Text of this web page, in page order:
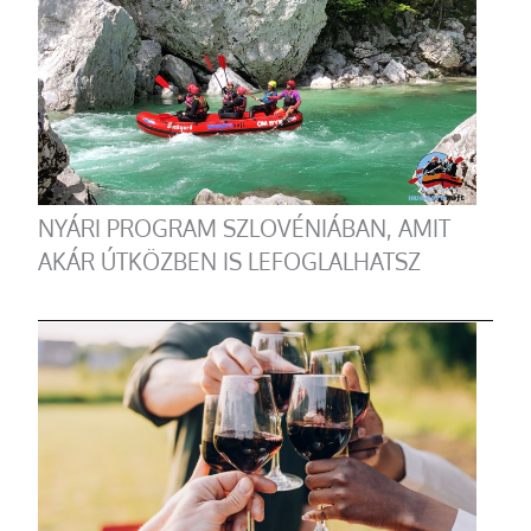
NYÁRI PROGRAM SZLOVÉNIÁBAN, AMIT
AKÁR ÚTKÖZBEN IS LEFOGLALHATSZ